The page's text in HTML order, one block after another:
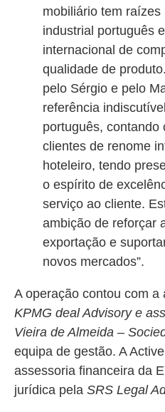
mobiliário tem
industrial português
internacional de
qualidade de
pelo Sérgio e pelo
referência
português, contando
clientes de renome
hoteleiro, tendo
o espírito de
serviço ao cliente.
ambição de reforçar
exportação e
novos mercados”.
A operação contou com
KPMG deal Advisory e
Vieira de Almeida –
equipa de gestão. A
assessoria financeira da
jurídica pela SRS Legal